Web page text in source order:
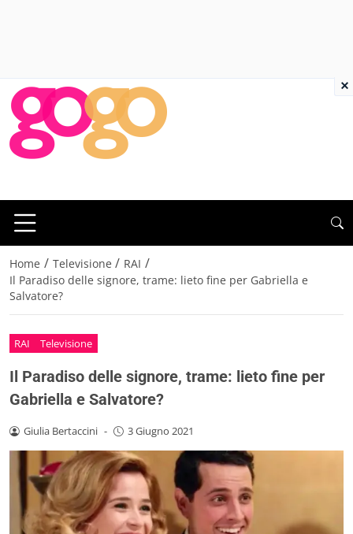
Home / Televisione / RAI /
Il Paradiso delle signore, trame: lieto fine per Gabriella e
Salvatore?
RAI Televisione
Il Paradiso delle signore, trame: lieto fine per
Gabriella e Salvatore?
Giulia Bertaccini - 3 Giugno 2021
×